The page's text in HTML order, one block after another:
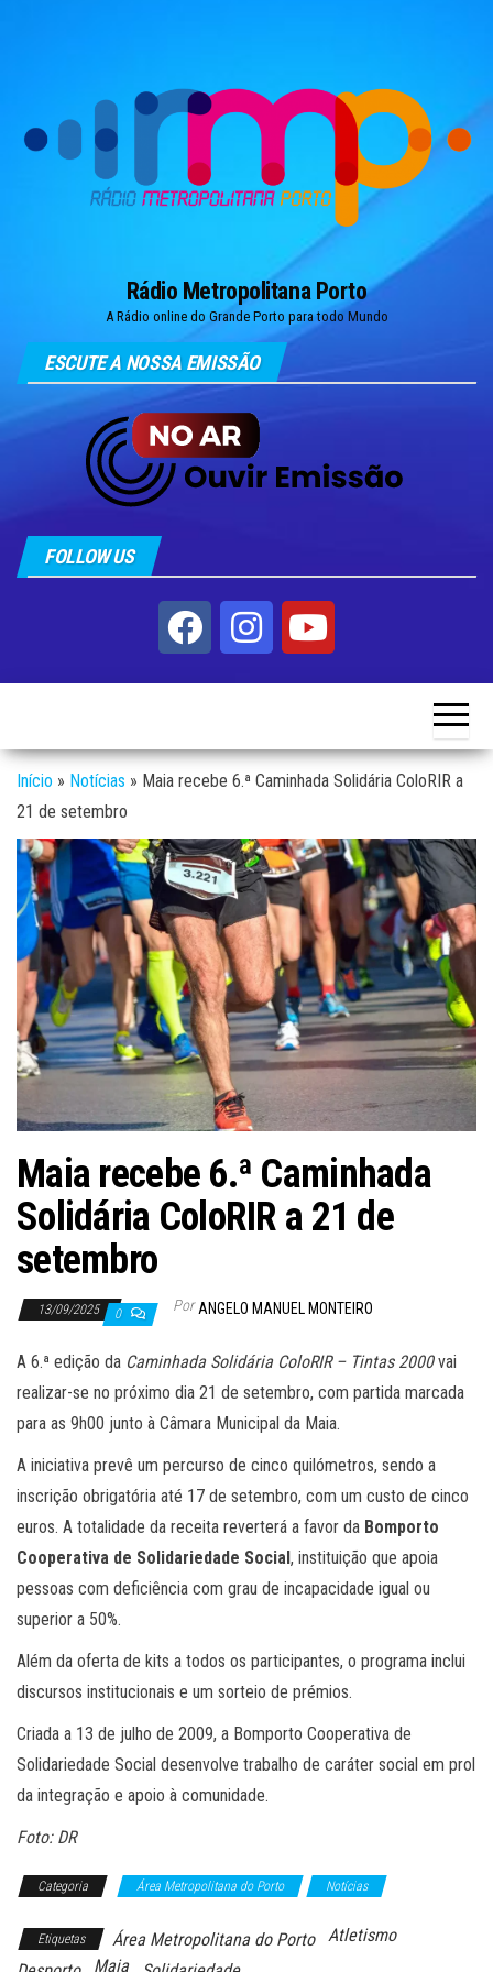
Rádio Metropolitana Porto
A Rádio online do Grande Porto para todo Mundo
ESCUTE A NOSSA EMISSÃO
FOLLOW US
Início » Notícias » Maia recebe 6.ª Caminhada Solidária ColoRIR a
21 de setembro
Maia recebe 6.ª Caminhada
Solidária ColoRIR a 21 de
setembro
13/09/2025 0 Por ANGELO MANUEL MONTEIRO
A 6.ª edição da Caminhada Solidária ColoRIR – Tintas 2000vai
realizar-se no próximo dia 21 de setembro, com partida marcada
para as 9h00 junto à Câmara Municipal da Maia.
A iniciativa prevê um percurso de cinco quilómetros, sendo a
inscrição obrigatória até 17 de setembro, com um custo de cinco
euros. A totalidade da receita reverterá a favor da Bomporto
Cooperativa de Solidariedade Social , instituição que apoia
pessoas com deficiência com grau de incapacidade igual ou
superior a 50%.
Além da oferta de kits a todos os participantes, o programa inclui
discursos institucionais e um sorteio de prémios.
Criada a 13 de julho de 2009, a Bomporto Cooperativa de
Solidariedade Social desenvolve trabalho de caráter social em prol
da integração e apoio à comunidade.
Foto: DR
Categoria Área Metropolitana do Porto Notícias
Etiquetas Área Metropolitana do Porto
Atletismo
Maia